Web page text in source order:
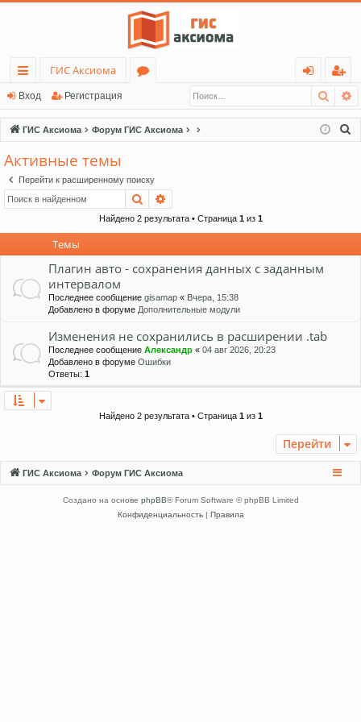
с
ы
лк
и
ГИС Аксиома
ру
м
д
ег
ис
тр
Вход Регистрация
ГИС Аксиома Форум ГИС Аксиома
Активные темы
Перейти к расширенному поиску
Поиск
Найдено 2 результата • Страница 1из 1
Темы
Плагин авто - сохранения данных с заданным
интервалом
Последнее сообщение gisamap « Вчера, 15:38
Добавлено в форуме Дополнительные модули
Изменения не сохранились в расширении .tab
Последнее сообщение Александр « 04 авг 2026, 20:23
Добавлено в форуме Ошибки
Ответы: 1
Найдено 2 результата • Страница 1из 1
Перейти
ГИС Аксиома Форум ГИС Аксиома
Создано на основе phpBB® Forum Software © phpBB Limited
Конфиденциальность| Правила